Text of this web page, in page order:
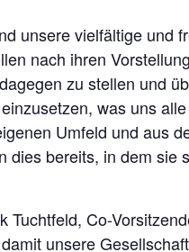
unsere vielfältige und
nach ihren
zu stellen und
was uns
Umfeld und aus
dies bereits, in dem sie
Co-
unsere